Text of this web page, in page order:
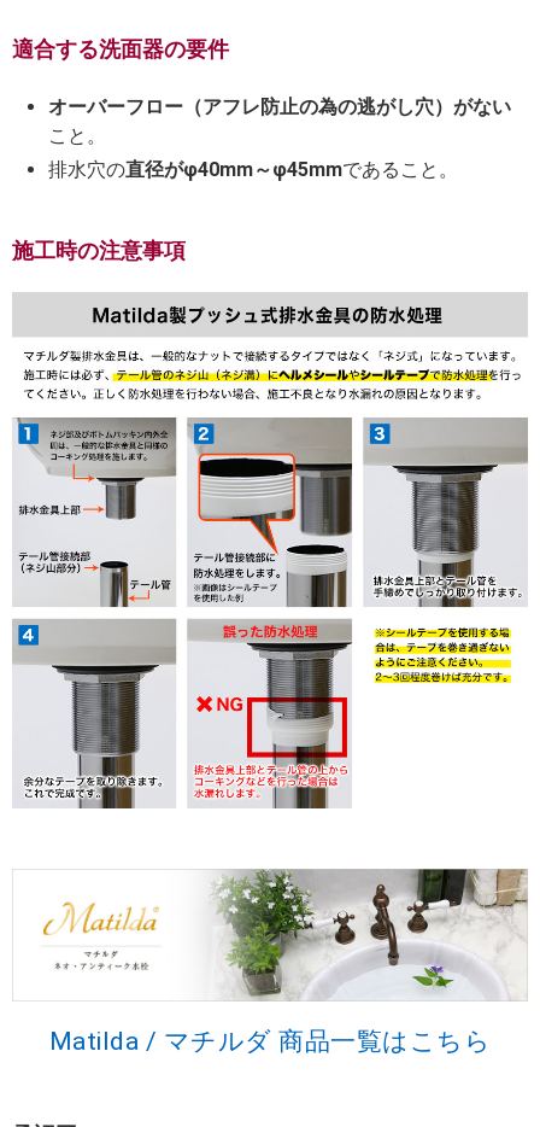
適合する洗面器の要件
オーバーフロー（アフレ防止の為の逃がし穴）がない
こと。
排水穴の直径がφ40mm～φ45mmであること。
施工時の注意事項
Matilda / マチルダ 商品一覧はこちら